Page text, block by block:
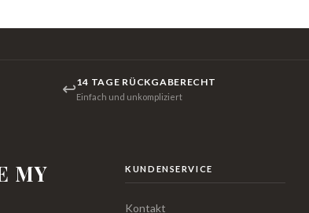
↩14 TAGE RÜCKGABERECHT
Einfach und unkompliziert
MY KUNDENSERVICE
Kontakt